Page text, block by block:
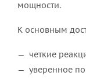
мощности.
К основным
четкие
уверенное